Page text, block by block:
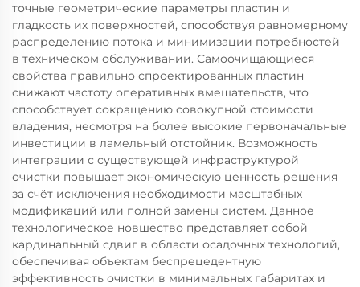
точные геометрические параметры пластин и
гладкость их поверхностей, способствуя равномерному
распределению потока и минимизации потребностей
в техническом обслуживании. Самоочищающиеся
свойства правильно спроектированных пластин
снижают частоту оперативных вмешательств, что
способствует сокращению совокупной стоимости
владения, несмотря на более высокие первоначальные
инвестиции в ламельный отстойник. Возможность
интеграции с существующей инфраструктурой
очистки повышает экономическую ценность решения
за счёт исключения необходимости масштабных
модификаций или полной замены систем. Данное
технологическое новшество представляет собой
кардинальный сдвиг в области осадочных технологий,
обеспечивая объектам беспрецедентную
эффективность очистки в минимальных габаритах и